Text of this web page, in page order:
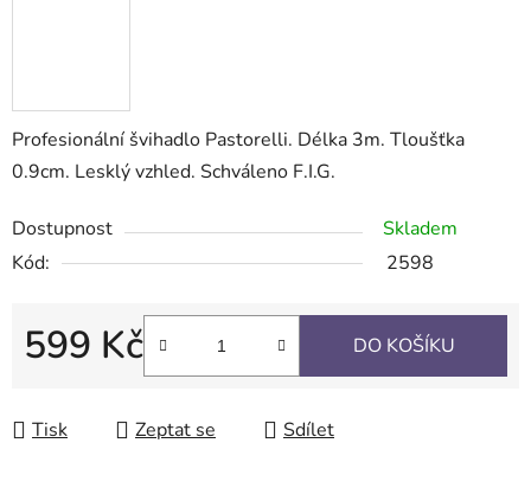
Profesionální švihadlo Pastorelli. Délka 3m. Tloušťka
0.9cm. Lesklý vzhled. Schváleno F.I.G.
Dostupnost
Skladem
Kód:
2598
599 Kč DO KOŠÍKU
Tisk Zeptat se Sdílet